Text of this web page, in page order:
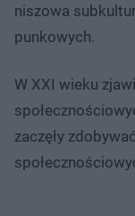
niszowa
punkowych.
W XXI wieku
zaczęły